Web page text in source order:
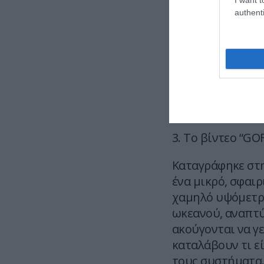
πράγμα,
Η υπέρυθρη
μοιάζει με
ανέμους 120
στον άξονά του
αδύνατη για
3. Το βίντεο
Καταγράφηκε
ένα μικρό,
χαμηλό
ωκεανού,
ακούγονται να
καταλάβουν τι
τους συστήματα.